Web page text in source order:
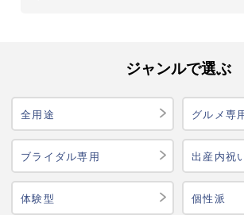
ジャンルで選ぶ
全用途 グルメ専
ブライダル専用 出産内祝
体験型 個性派